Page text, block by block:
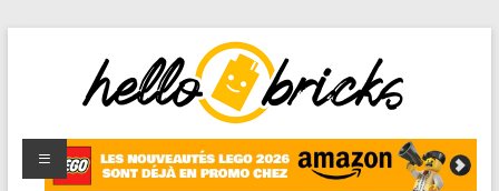
HelloBricks
Blog LEGO,
nouveaut�s